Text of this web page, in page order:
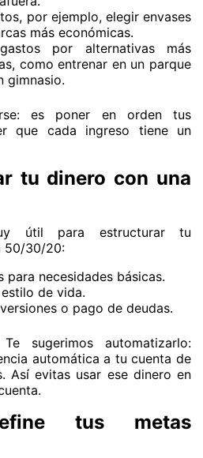
por ejemplo, elegir envases
más económicas.
por alternativas más
como entrenar en un parque
gimnasio.
es poner en orden tus
que cada ingreso tiene un
tu dinero con una
útil para estructurar tu
50/30/20:
para necesidades básicas.
de vida.
o pago de deudas.
sugerimos automatizarlo:
automática a tu cuenta de
Así evitas usar ese dinero en
tus metas